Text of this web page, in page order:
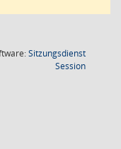
Sitzungsdienst
Session(Wird in